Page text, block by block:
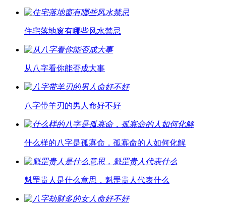
住宅落地窗有哪些风水禁忌
从八字看你能否成大事
八字带羊刃的男人命好不好
什么样的八字是孤寡命，孤寡命的人如何化解
魁罡贵人是什么意思，魁罡贵人代表什么